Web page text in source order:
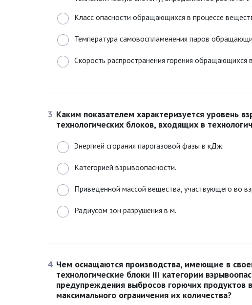
Класс опасности обращающихся в процессе
Температура самовоспламенения паров
Скорость распространения горения обращающихся
3 Каким показателем характеризуется уровень
технологических блоков, входящих в
Энергией сгорания парогазовой фазы в кДж.
Категорией взрывоопасности.
Приведенной массой вещества, участвующего во
Радиусом зон разрушения в м.
4 Чем оснащаются производства, имеющие в
технологические блоки III категории
предупреждения выбросов горючих
максимального ограничения их количества?